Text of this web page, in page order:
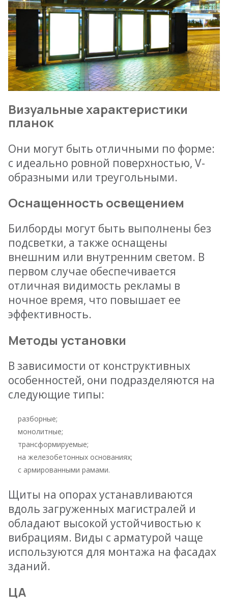
Визуальные характеристики
планок
Они могут быть отличными по форме:
с идеально ровной поверхностью, V-
образными или треугольными.
Оснащенность освещением
Билборды могут быть выполнены без
подсветки, а также оснащены
внешним или внутренним светом. В
первом случае обеспечивается
отличная видимость рекламы в
ночное время, что повышает ее
эффективность.
Методы установки
В зависимости от конструктивных
особенностей, они подразделяются на
следующие типы:
разборные;
монолитные;
трансформируемые;
на железобетонных основаниях;
с армированными рамами.
Щиты на опорах устанавливаются
вдоль загруженных магистралей и
обладают высокой устойчивостью к
вибрациям. Виды с арматурой чаще
используются для монтажа на фасадах
зданий.
ЦА